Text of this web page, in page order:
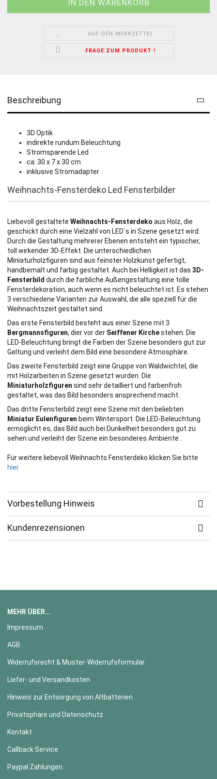
AUF DEN MERKZETTEL
FRAGE ZUM PRODUKT !
Beschreibung
3D Optik
indirekte rundum Beleuchtung
Stromsparende Led
ca: 30 x 7 x 30 cm
inklusive Stromadapter
Weihnachts-Fensterdeko Led Fensterbilder
Liebevoll gestaltete Weihnachts-Fensterdeko aus Holz, die
geschickt durch eine Vielzahl von LED`s in Szene gesetzt wird.
Durch die Gestaltung mehrerer Ebenen entsteht ein typischer,
toll wirkender 3D-Effekt. Die unterschiedlichen
Miniaturholzfiguren sind aus feinster Holzkunst gefertigt,
handbemalt und farbig gestaltet. Auch bei Helligkeit ist das 3D-
Fensterbild durch die farbliche Außengestaltung eine tolle
Fensterdekoration, auch wenn es nicht beleuchtet ist. Es stehen
3 verschiedene Varianten zur Auswahl, die alle speziell für die
Weihnachtszeit gestaltet sind.
Das erste Fensterbild besteht aus einer Szene mit 3
Bergmannsfiguren, dier vor der Seiffener Kirchestehen. Die
LED-Beleuchtung bringt die Farben der Szene besonders gut zur
Geltung und verleiht dem Bild eine besondere Atmosphäre.
Das zweite Fensterbild zeigt eine Gruppe von Waldwichtel, die
mit Holzarbeiten in Szene gesetzt wurden. Die
Miniaturholzfiguren sind sehr detailliert und farbenfroh
gestaltet, was das Bild besonders ansprechend macht.
Das dritte Fensterbild zeigt eine Szene mit den beliebten
Miniatur Eulenfiguren beim Wintersport. Die LED-Beleuchtung
ermöglicht es, das Bild auch bei Dunkelheit besonders gut zu
sehen und verleiht der Szene ein besonderes Ambiente .
Für weitere liebevoll Weihnachts Fensterdeko klicken Sie bitte
hier
Vorbestellung Hinweis
Kundenrezensionen
MEHR ÜBER...
Impressum
AGB
Widerrufsrecht & Muster-Widerrufsformular
Liefer- und Versandkosten
Hinweis zur Entsorgung von Altbatterien
Privatsphäre und Datenschutz
Kontakt
Callback Service
Paypal Zahlungen